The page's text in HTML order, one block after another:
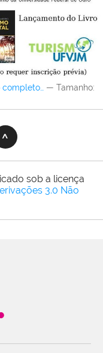
completo… — Tamanho:
sob a licença
3.0 Não